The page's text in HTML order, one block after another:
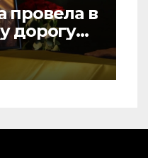
провела в
дорогу
– Олега